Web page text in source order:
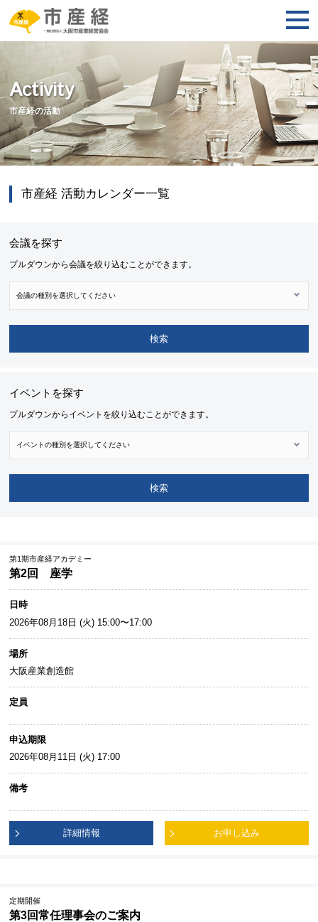
Activity
市産経の活動
市産経 活動カレンダー一覧
会議を探す
プルダウンから会議を絞り込むことができます。
検索
イベントを探す
プルダウンからイベントを絞り込むことができます。
検索
第1期市産経アカデミー
第2回 座学
日時
2026年08月18日 (火) 15:00〜17:00
場所
大阪産業創造館
定員
申込期限
2026年08月11日 (火) 17:00
備考
詳細情報 お申し込み
定期開催
第3回常任理事会のご案内